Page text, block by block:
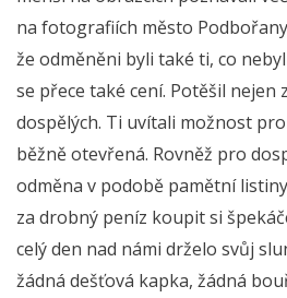
na fotografiích město
že odměněni byli také ti, co
se přece také cení. Potěšil nejen
dospělých. Ti uvítali možnost
běžně otevřená. Rovněž pro
odměna v podobě pamětní
za drobný peníz koupit si
celý den nad námi drželo svůj
žádná dešťová kapka, žádná